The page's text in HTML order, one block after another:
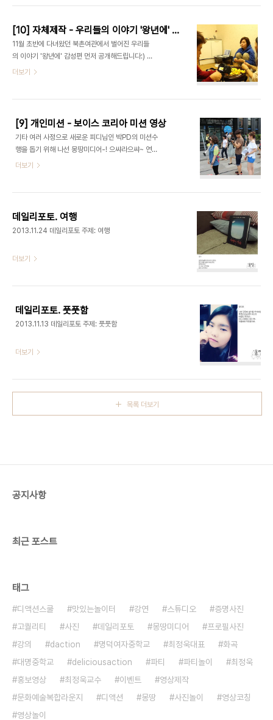
[10] 자체제작 - 우리들의 이야기 '왕년에' 감성편
11월 초반에 다녀왔던 북촌여관에서 벌어진 우리들
의 이야기 '왕년에' 감성편 먼저 공개해드립니다:) *
이 영상은 비영리 목적으로 제작되었습니다! 촬영 현
더보기
[9] 개인미션 - 보이스 코리아 미션 영상
기타 여러 사정으로 새로운 피디님인 박PD의 미션수
행을 돕기 위해 나선 몽땅미디어-! 으쌰라으쌰~ 연
출: 박 / 촬영: 장 / 편집: 박 촬영 현장
더보기
데일리포토. 여행
2013.11.24 데일리포토 주제: 여행
더보기
데일리포토. 풋풋함
2013.11.13 데일리포토 주제: 풋풋함
더보기
목록 더보기
공지사항
최근 포스트
태그
디액션스쿨 맛있는놀이터 강연 스튜디오
증명사진
고퀄리티
사진 데일리포토 몽땅미디어
프로필사진
강의
daction 명덕여자중학교 최정욱대표
화곡
대명중학교
deliciousaction 파티 파티놀이
최정욱
홍보영상
최정욱교수 이벤트
영상제작
문화예술복합라운지
디액션 몽땅 사진놀이
영상코칭
영상놀이